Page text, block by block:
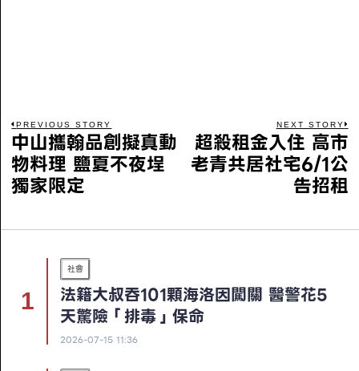
PREVIOUS STORY
中山攜翰品創擬真動
物料理 鹽夏不夜埕
獨家限定
NEXT STORY
超殺租金入住 高市
老青共居社宅6/1公
告招租
社會
法籍大叔吞101顆海洛因闖關 醫警花5
天驚險「排毒」保命
2026-07-15 11:36